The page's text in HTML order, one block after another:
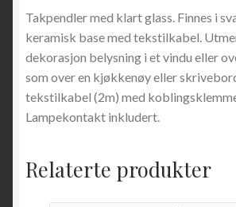
Takpendler med klart glass. Finnes i
keramisk base med tekstilkabel.
dekorasjon belysning i et vindu eller
som over en kjøkkenøy eller
tekstilkabel (2m) med koblingsklemme
Lampekontakt inkludert.
Relaterte produkter